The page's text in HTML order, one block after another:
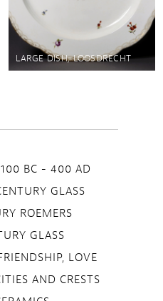
LARGE DISH, LOOSDRECHT
BC - 400 AD
GLASS
ROEMERS
GLASS
LOVE
AND CRESTS